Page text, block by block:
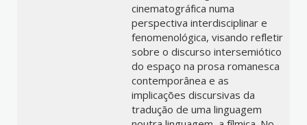
cinematográfica numa
perspectiva interdisciplinar e
fenomenológica, visando refletir
sobre o discurso intersemiótico
do espaço na prosa romanesca
contemporânea e as
implicações discursivas da
tradução de uma linguagem